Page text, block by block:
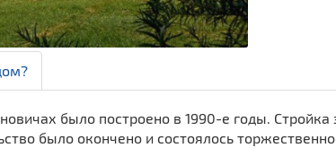
было построено в 1990-е годы. Стройка
было окончено и состоялось